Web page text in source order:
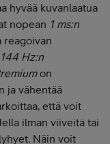
hyvää kuvanlaatua
nopean 1 ms:n
reagoivan
144 Hz:n
on
ja vähentää
että voit
ilman viiveitä tai
Näin voit